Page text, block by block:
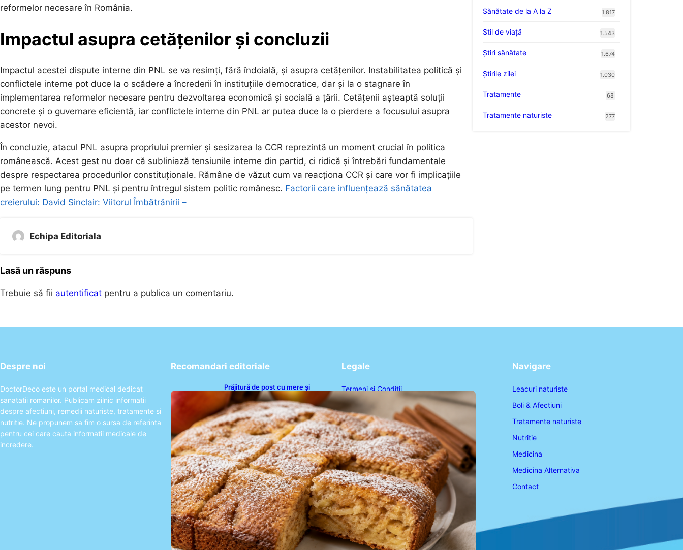
reformelor necesare în România.
Impactul asupra cetățenilor și concluzii
Impactul acestei dispute interne din PNL se va resimți, fără îndoială, și asupra cetățenilor. Instabilitatea politică și
conflictele interne pot duce la o scădere a încrederii în instituțiile democratice, dar și la o stagnare în
implementarea reformelor necesare pentru dezvoltarea economică și socială a țării. Cetățenii așteaptă soluții
concrete și o guvernare eficientă, iar conflictele interne din PNL ar putea duce la o pierdere a focusului asupra
acestor nevoi.
În concluzie, atacul PNL asupra propriului premier și sesizarea la CCR reprezintă un moment crucial în politica
românească. Acest gest nu doar că subliniază tensiunile interne din partid, ci ridică și întrebări fundamentale
despre respectarea procedurilor constituționale. Rămâne de văzut cum va reacționa CCR și care vor fi implicațiile
pe termen lung pentru PNL și pentru întregul sistem politic românesc. Factorii care influențează sănătatea
creierului: David Sinclair: Viitorul Îmbătrânirii –
Echipa Editoriala
Lasă un răspuns
Trebuie să fii autentificat pentru a publica un comentariu.
Sănătate de la A la Z 1.817
Stil de viaţă 1.543
Ştiri sănătate 1.674
Știrile zilei 1.030
Tratamente 68
Tratamente naturiste 277
Despre noi
DoctorDeco este un portal medical dedicat
sanatatii romanilor. Publicam zilnic informatii
despre afectiuni, remedii naturiste, tratamente si
nutritie. Ne propunem sa fim o sursa de referinta
pentru cei care cauta informatii medicale de
incredere.
Recomandari editoriale
Prăjitură de post cu mere și
scorțișoară: O Delicatesă Dulce
pentru Postul Adormirii Maicii
Domnului
Legale
Termeni și Condiții
Politica de Confidențialitate
Politica de Cookies
Disclaimer
Contact
Navigare
Leacuri naturiste
Boli & Afectiuni
Tratamente naturiste
Nutritie
Medicina
Medicina Alternativa
Contact